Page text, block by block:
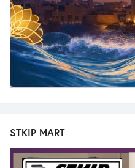
STKIP MART